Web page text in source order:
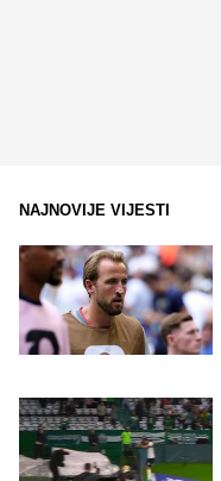
NAJNOVIJE VIJESTI